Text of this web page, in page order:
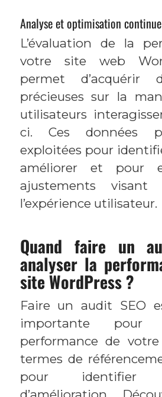
Analyse et optimisation continue
L’évaluation de la
votre site web
permet d’acquérir
précieuses sur la
utilisateurs
ci. Ces données
exploitées pour
améliorer et pour
ajustements
l’expérience utilisateur.
Quand faire un
analyser la
site WordPress ?
Faire un audit SEO
importante pour
performance de
termes de
pour identifier